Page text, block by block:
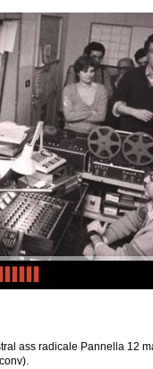
ass radicale Pannella 12